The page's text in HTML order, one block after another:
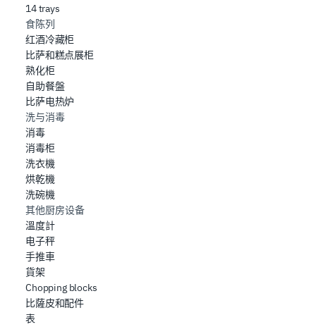
14 trays
食陈列
红酒冷藏柜
比萨和糕点展柜
熟化柜
自助餐盤
比萨电热炉
洗与消毒
消毒
消毒柜
洗衣機
烘乾機
洗碗機
其他厨房设备
溫度計
电子秤
手推車
貨架
Chopping blocks
比薩皮和配件
表